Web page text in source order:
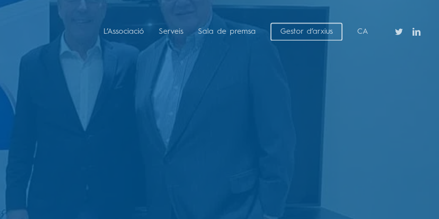
L’Associació Serveis Sala de premsa Gestor d’arxius CA twitter linkedin